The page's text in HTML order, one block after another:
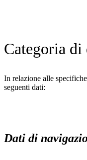
Categoria
In relazione alle
seguenti dati:
Dati di